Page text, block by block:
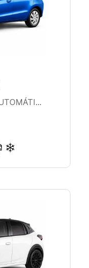
MITSUBISHI SPACE STAR AUTOMÁTICO